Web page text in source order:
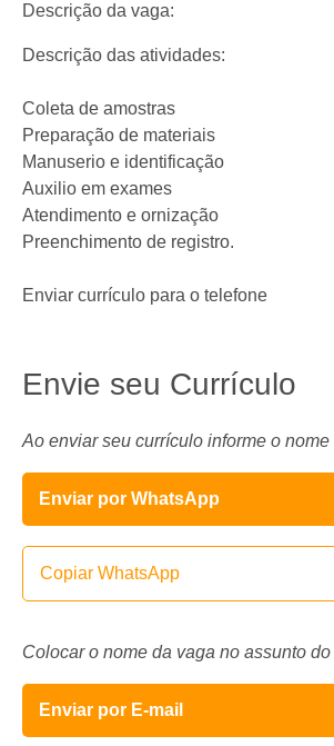
Descrição da vaga:
Descrição das atividades:
Coleta de amostras
Preparação de materiais
Manuserio e identificação
Auxilio em exames
Atendimento e ornização
Preenchimento de registro.
Enviar currículo para o telefone
Envie seu Currículo
Ao enviar seu currículo informe o nome
Enviar por WhatsApp
Copiar WhatsApp
Colocar o nome da vaga no assunto
Enviar por E-mail